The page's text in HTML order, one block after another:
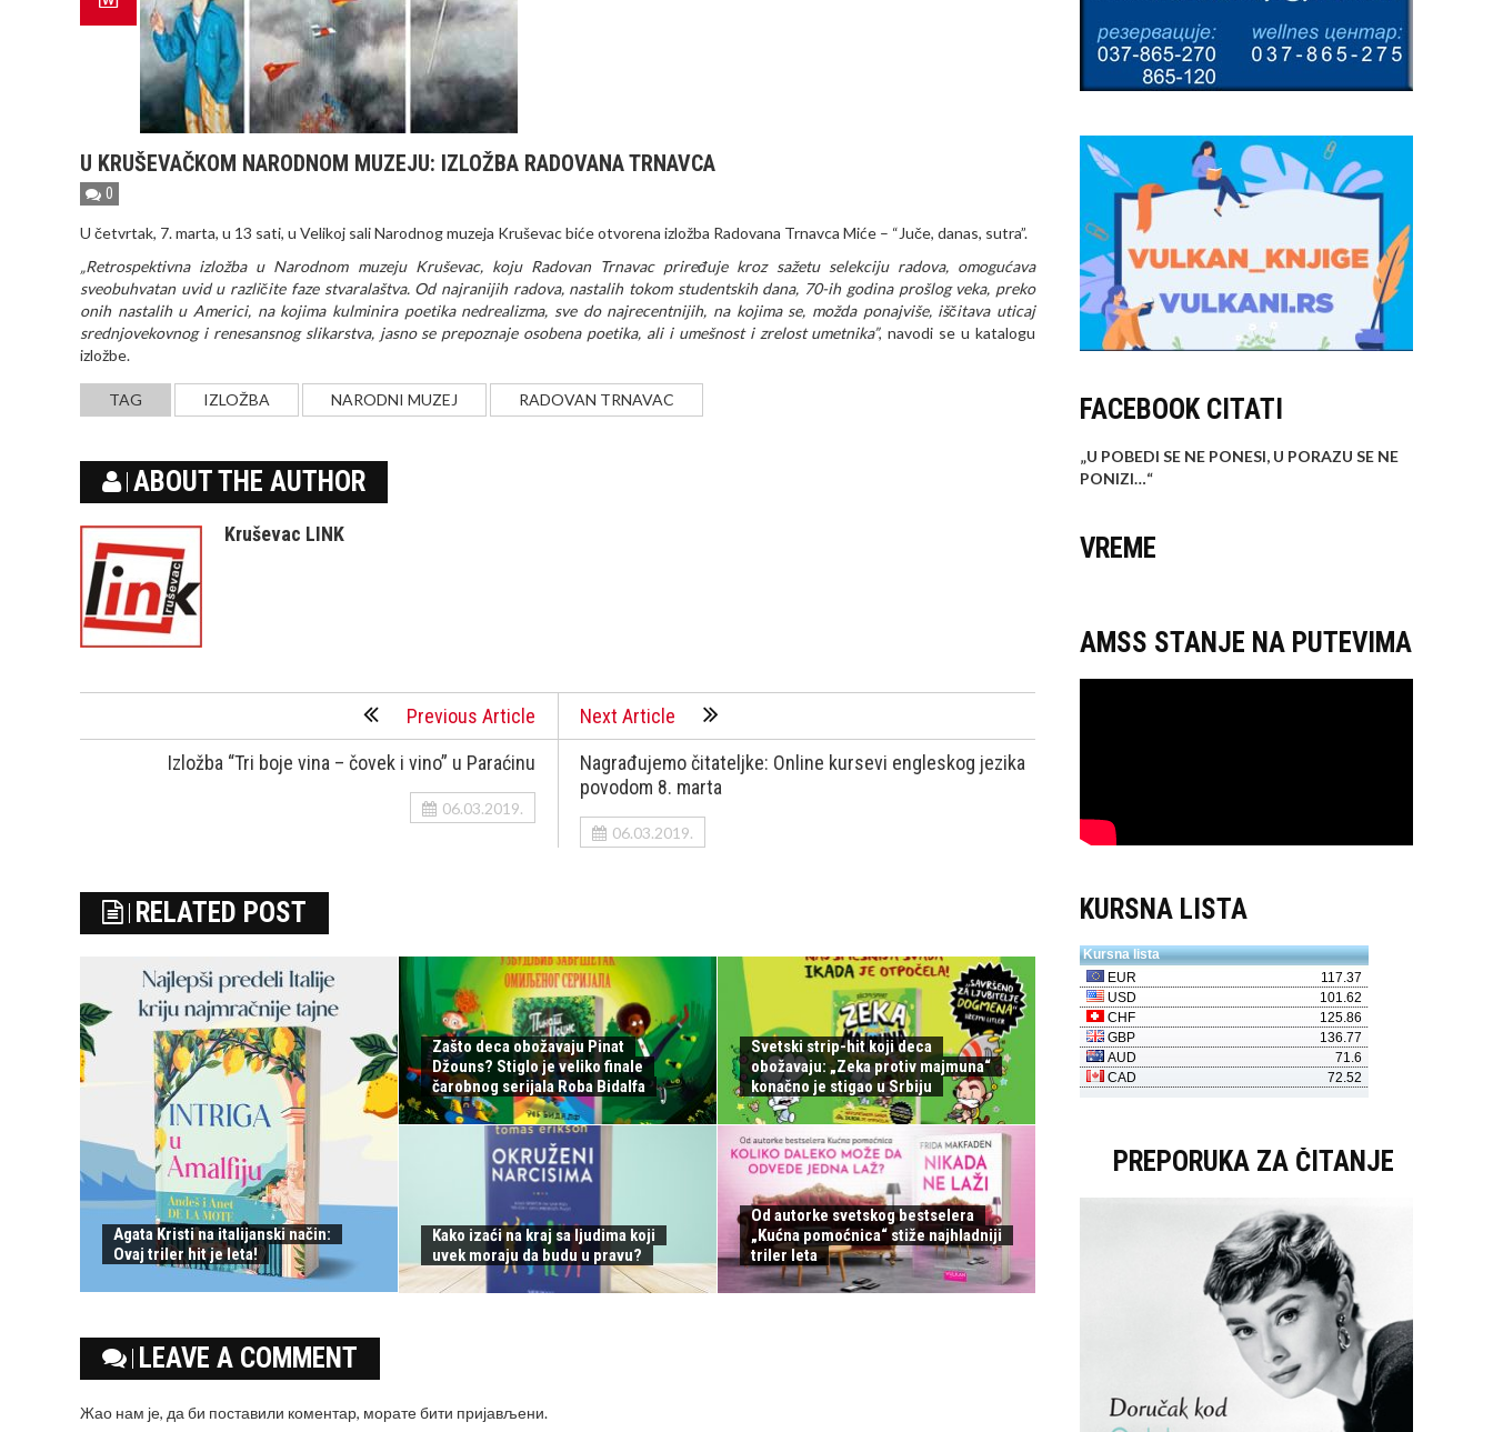
U KRUŠEVAČKOM NARODNOM MUZEJU: IZLOŽBA RADOVANA TRNAVCA
0
U četvrtak, 7. marta, u 13 sati, u Velikoj sali Narodnog muzeja Kruševac biće otvorena izložba Radovana Trnavca Miće – “Juče, danas, sutra”.
„Retrospektivna izložba u Narodnom muzeju Kruševac, koju Radovan Trnavac priređuje kroz sažetu selekciju radova, omogućava
sveobuhvatan uvid u različite faze stvaralaštva. Od najranijih radova, nastalih tokom studentskih dana, 70-ih godina prošlog veka, preko
onih nastalih u Americi, na kojima kulminira poetika nedrealizma, sve do najrecentnijih, na kojima se, možda ponajviše, iščitava uticaj
srednjovekovnog i renesansnog slikarstva, jasno se prepoznaje osobena poetika, ali i umešnost i zrelost umetnika”, navodi se u katalogu
izložbe.
TAG IZLOŽBA NARODNI MUZEJ RADOVAN TRNAVAC
ABOUT THE AUTHOR
Kruševac LINK
Previous Article
Izložba “Tri boje vina – čovek i vino” u Paraćinu
06.03.2019.
Next Article
Nagrađujemo čitateljke: Online kursevi engleskog jezika
povodom 8. marta
06.03.2019.
RELATED POST
Agata Kristi na italijanski način:
Ovaj triler hit je leta!
Zašto deca obožavaju Pinat
Džouns? Stiglo je veliko finale
čarobnog serijala Roba Bidalfa
Svetski strip-hit koji deca
obožavaju: „Zeka protiv majmuna“
konačno je stigao u Srbiju
Kako izaći na kraj sa ljudima koji
uvek moraju da budu u pravu?
Od autorke svetskog bestselera
„Kućna pomoćnica“ stiže najhladniji
triler leta
LEAVE A COMMENT
Жао нам је, да би поставили коментар, моратебити пријављени.
FACEBOOK CITATI
„U POBEDI SE NE PONESI, U PORAZU SE NE
PONIZI…“
VREME
AMSS STANJE NA PUTEVIMA
KURSNA LISTA
PREPORUKA ZA ČITANJE